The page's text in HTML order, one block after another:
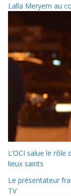
Lalla Meryem au
L’OCI salue le
lieux saints
Le présentateur
TV